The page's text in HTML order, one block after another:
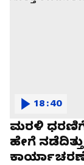
ಮರಳಿ
ಹೇಗೆ
18:40